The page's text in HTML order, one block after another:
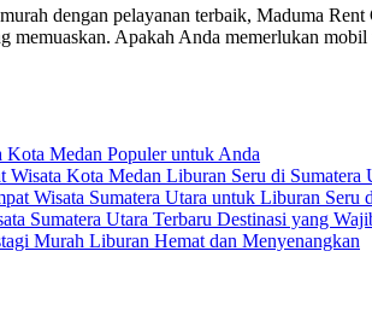
dengan pelayanan terbaik, Maduma
memuaskan. Apakah Anda memerlukan
Kota Medan Populer untuk Anda
Wisata Kota Medan Liburan Seru di Sumatera
Wisata Sumatera Utara untuk Liburan Seru
Sumatera Utara Terbaru Destinasi yang
Murah Liburan Hemat dan Menyenangkan